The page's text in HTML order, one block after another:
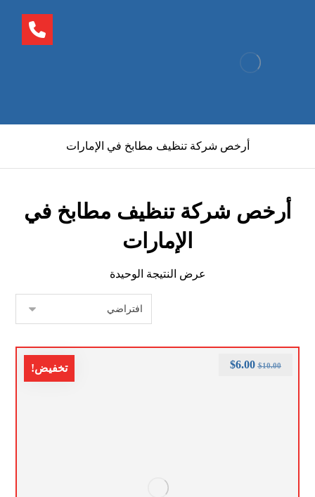
أرخص شركة تنظيف مطابخ في الإمارات
أرخص شركة تنظيف مطابخ في
الإمارات
عرض النتيجة الوحيدة
تخفيض! $10.00
$6.00